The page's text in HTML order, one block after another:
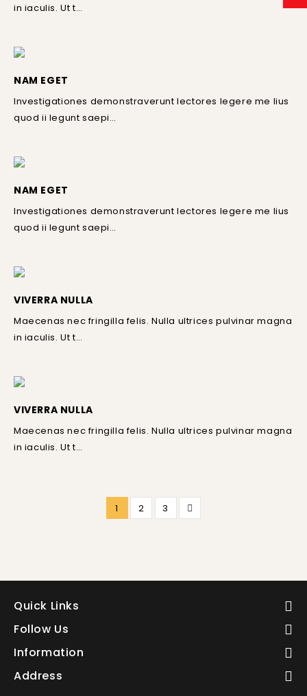
in iaculis. Ut t…
NAM EGET
Investigationes demonstraverunt lectores legere me lius
quod ii legunt saepi…
NAM EGET
Investigationes demonstraverunt lectores legere me lius
quod ii legunt saepi…
VIVERRA NULLA
Maecenas nec fringilla felis. Nulla ultrices pulvinar magna
in iaculis. Ut t…
VIVERRA NULLA
Maecenas nec fringilla felis. Nulla ultrices pulvinar magna
in iaculis. Ut t…
1 2 3
Quick Links
Follow Us
Information
Address